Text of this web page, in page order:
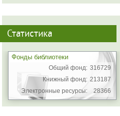
Статистика
Фонды библиотеки
Общий фонд: 316729
Книжный фонд: 213187
Электронные ресурсы:
28366